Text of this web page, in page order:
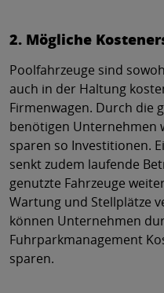
2. Mögliche
Poolfahrzeuge sind
auch in der Haltung
Firmenwagen. Durch die
benötigen Unternehmen
sparen so Investitionen.
senkt zudem laufende
genutzte Fahrzeuge
Wartung und Stellplätze
können Unternehmen
Fuhrparkmanagement
sparen.